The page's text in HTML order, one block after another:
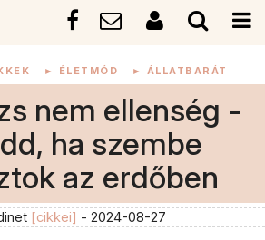
► ÉLETMÓD ► ÁLLATBARÁT
nem ellenség -
ha szembe
az erdőben
[cikkei] - 2024-08-27